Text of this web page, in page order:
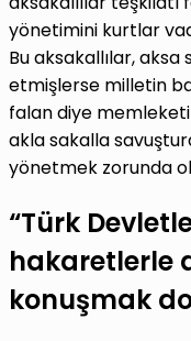
yönetimini kurtlar
Bu aksakallılar, aksa
etmişlerse milletin
falan diye
akla sakalla
yönetmek zorunda
“Türk
hakaretlerle
konuşmak